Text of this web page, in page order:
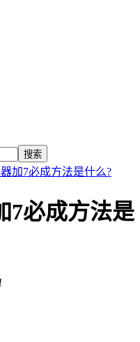
搜索
加7必成方法是什么?
7必成方法是